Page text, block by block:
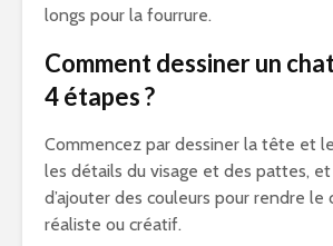
longs pour la fourrure.
Comment dessiner un
4 étapes ?
Commencez par dessiner la tête et
les détails du visage et des pattes, et
d’ajouter des couleurs pour rendre le
réaliste ou créatif.